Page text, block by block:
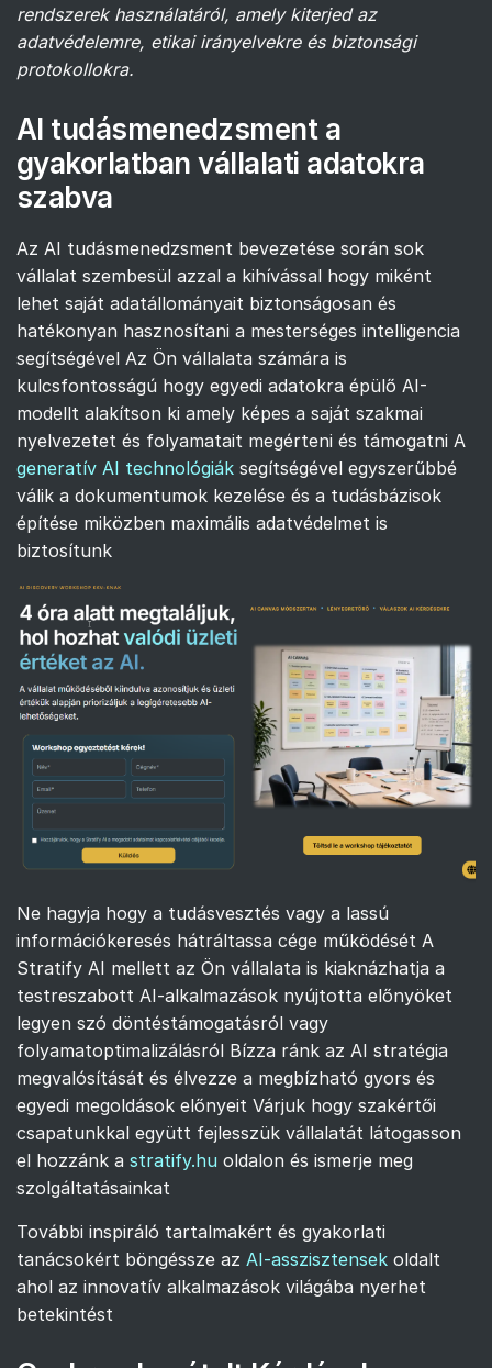
rendszerek használatáról, amely kiterjed az
adatvédelemre, etikai irányelvekre és biztonsági
protokollokra.
AI tudásmenedzsment a
gyakorlatban vállalati adatokra
szabva
Az AI tudásmenedzsment bevezetése során sok
vállalat szembesül azzal a kihívással hogy miként
lehet saját adatállományait biztonságosan és
hatékonyan hasznosítani a mesterséges intelligencia
segítségével Az Ön vállalata számára is
kulcsfontosságú hogy egyedi adatokra épülő AI-
modellt alakítson ki amely képes a saját szakmai
nyelvezetet és folyamatait megérteni és támogatni A
generatív AI technológiák segítségével egyszerűbbé
válik a dokumentumok kezelése és a tudásbázisok
építése miközben maximális adatvédelmet is
biztosítunk
Ne hagyja hogy a tudásvesztés vagy a lassú
információkeresés hátráltassa cége működését A
Stratify AI mellett az Ön vállalata is kiaknázhatja a
testreszabott AI-alkalmazások nyújtotta előnyöket
legyen szó döntéstámogatásról vagy
folyamatoptimalizálásról Bízza ránk az AI stratégia
megvalósítását és élvezze a megbízható gyors és
egyedi megoldások előnyeit Várjuk hogy szakértői
csapatunkkal együtt fejlesszük vállalatát látogasson
el hozzánk a stratify.hu oldalon és ismerje meg
szolgáltatásainkat
További inspiráló tartalmakért és gyakorlati
tanácsokért böngéssze az AI-asszisztensek oldalt
ahol az innovatív alkalmazások világába nyerhet
betekintést